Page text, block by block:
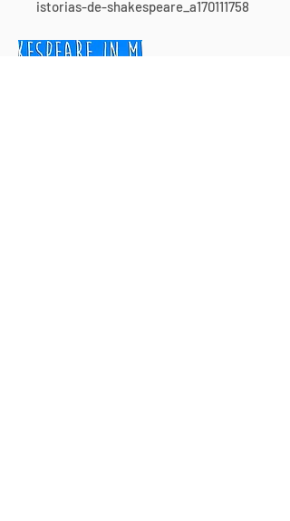
istorias-de-shakespeare_a170111758